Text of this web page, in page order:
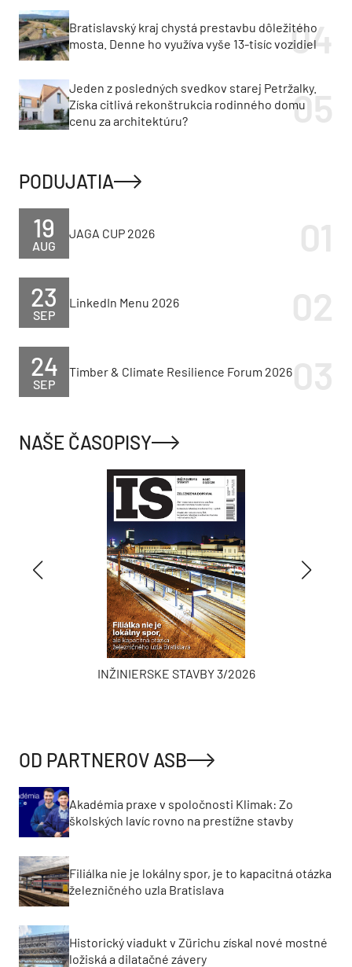
Bratislavský kraj chystá prestavbu dôležitého
mosta. Denne ho využíva vyše 13-tisíc vozidiel
Jeden z posledných svedkov starej Petržalky.
Získa citlivá rekonštrukcia rodinného domu
cenu za architektúru?
PODUJATIA
AUG
19 JAGA CUP 2026
SEP
23 LinkedIn Menu 2026
SEP
24 Timber & Climate Resilience Forum 2026
NAŠE ČASOPISY
INŽINIERSKE STAVBY 3/2026
OD PARTNEROV ASB
Akadémia praxe v spoločnosti Klimak: Zo
školských lavíc rovno na prestížne stavby
Filiálka nie je lokálny spor, je to kapacitná otázka
železničného uzla Bratislava
Historický viadukt v Zürichu získal nové mostné
ložiská a dilatačné závery